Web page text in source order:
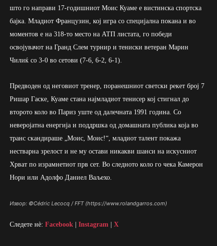
што го направи 17-годишниот Моис Куаме е вистинска спортска
бајка. Младиот Французин, кој игра со специјална покана и во
моментов е на 318-то место на АТП листата, го победи
освојувачот на Гранд Слем турнир и тениски ветеран Марин
Чилиќ со 3-0 во сетови (7-6, 6-2, 6-1).
Предводен од неговиот тренер, поранешниот светски рекет број 7
Ришар Гаске, Куаме стана најмладиот тенисер кој стигнал до
второто коло во Париз уште од далечната 1991 година. Со
неверојатна енергија и поддршка од домашната публика која во
транс скандираше „Моис, Моис!“, младиот талент покажа
нестварна зрелост и не му остави никакви шанси на искусниот
Хрват по израмнетиот прв сет. Во следното коло го чека Камерон
Нори или Адолфо Даниел Ваљехо.
Извор: ©Cédric Lecocq / FFT (https://www.rolandgarros.com)
Следете нè: Facebook Instagram X